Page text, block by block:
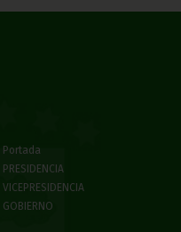
Portada
PRESIDENCIA
VICEPRESIDENCIA
GOBIERNO